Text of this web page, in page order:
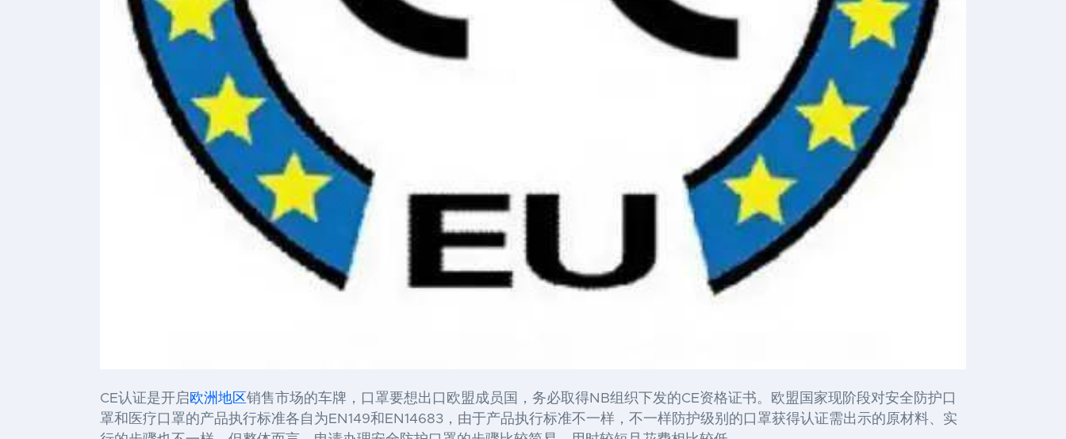
CE认证是开启欧洲地区销售市场的车牌，口罩要想出口欧盟成员国，务必取得NB组织下发的CE资格证书。欧盟国家现阶段对安全防护口
罩和医疗口罩的产品执行标准各自为EN149和EN14683，由于产品执行标准不一样，不一样防护级别的口罩获得认证需出示的原材料、实